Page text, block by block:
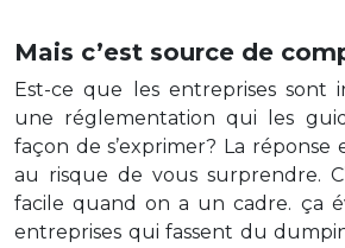
Mais c’est source de
Est-ce que les entreprises sont
une réglementation qui les
façon de s’exprimer? La réponse
au risque de vous surprendre.
facile quand on a un cadre. ça
entreprises qui fassent du